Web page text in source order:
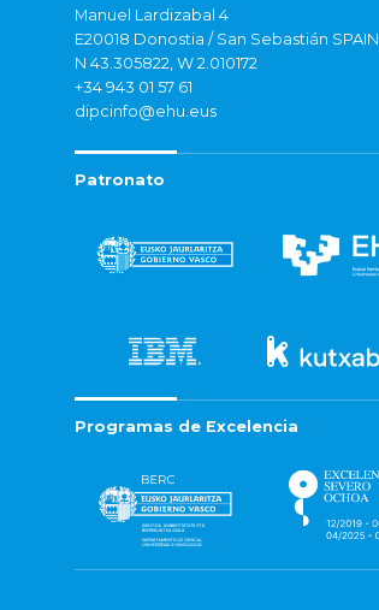
Manuel Lardizabal 4
E20018 Donostia / San Sebastián SPAIN
N 43.305822, W 2.010172
+34 943 01 57 61
dipcinfo@ehu.eus
Patronato
Programas de Excelencia